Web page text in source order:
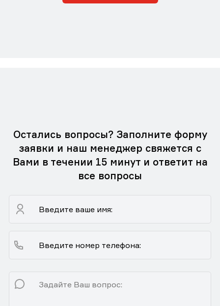
Остались вопросы? Заполните форму
заявки и наш менеджер свяжется с
Вами в течении 15 минут и ответит на
все вопросы